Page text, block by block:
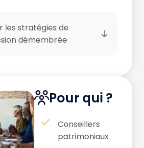
les stratégies de
démembrée
Pour qui ?
Conseillers
patrimoniaux